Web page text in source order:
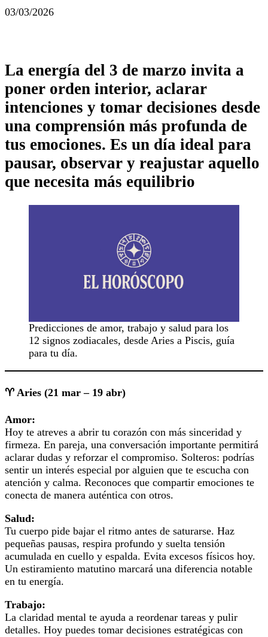
03/03/2026
La energía del 3 de marzo invita a
poner orden interior, aclarar
intenciones y tomar decisiones desde
una comprensión más profunda de
tus emociones. Es un día ideal para
pausar, observar y reajustar aquello
que necesita más equilibrio
Predicciones de amor, trabajo y salud para los
12 signos zodiacales, desde Aries a Piscis, guía
para tu día.
♈ Aries (21 mar – 19 abr)
Amor:
Hoy te atreves a abrir tu corazón con más sinceridad y
firmeza. En pareja, una conversación importante permitirá
aclarar dudas y reforzar el compromiso. Solteros: podrías
sentir un interés especial por alguien que te escucha con
atención y calma. Reconoces que compartir emociones te
conecta de manera auténtica con otros.
Salud:
Tu cuerpo pide bajar el ritmo antes de saturarse. Haz
pequeñas pausas, respira profundo y suelta tensión
acumulada en cuello y espalda. Evita excesos físicos hoy.
Un estiramiento matutino marcará una diferencia notable
en tu energía.
Trabajo:
La claridad mental te ayuda a reordenar tareas y pulir
detalles. Hoy puedes tomar decisiones estratégicas con